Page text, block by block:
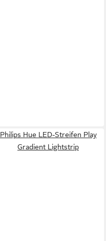
Philips Hue LED-Streifen Play
Gradient Lightstrip